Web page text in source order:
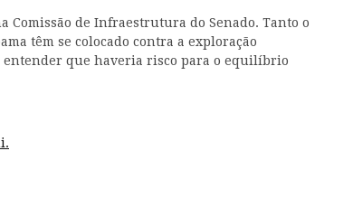
de Infraestrutura do Senado. Tanto o
têm se colocado contra a exploração
entender que haveria risco para o equilíbrio